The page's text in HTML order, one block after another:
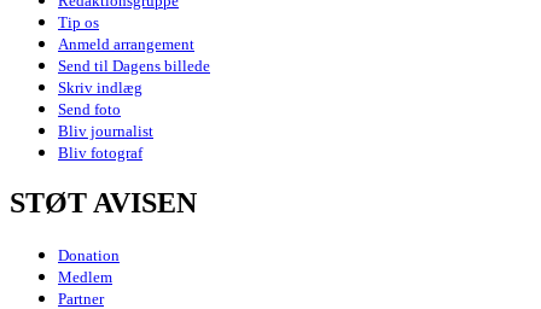
Tip os
Anmeld arrangement
Send til Dagens billede
Skriv indlæg
Send foto
Bliv journalist
Bliv fotograf
STØT AVISEN
Donation
Medlem
Partner